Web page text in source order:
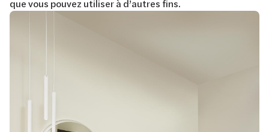
que vous pouvez utiliser à d’autres fins.